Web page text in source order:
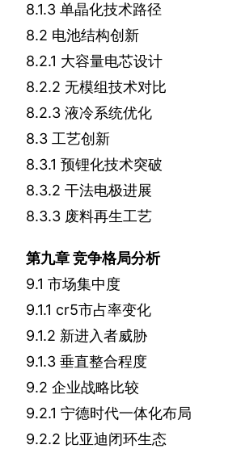
8.1.3 单晶化技术路径
8.2 电池结构创新
8.2.1 大容量电芯设计
8.2.2 无模组技术对比
8.2.3 液冷系统优化
8.3 工艺创新
8.3.1 预锂化技术突破
8.3.2 干法电极进展
8.3.3 废料再生工艺
第九章竞争格局分析
9.1 市场集中度
9.1.1 cr5市占率变化
9.1.2 新进入者威胁
9.1.3 垂直整合程度
9.2 企业战略比较
9.2.1 宁德时代一体化布局
9.2.2 比亚迪闭环生态